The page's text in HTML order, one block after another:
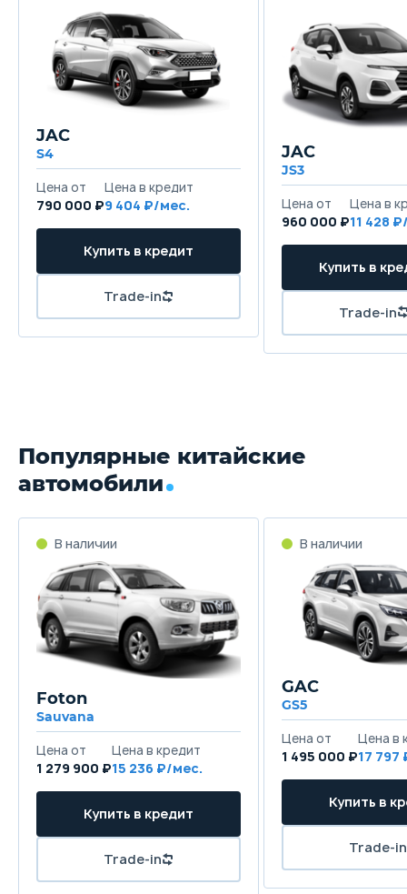
JAC
S4
790 000 ₽9 404
JAC
JS3
960 000 ₽11 428
Популярные китайские
автомобили
Foton
Sauvana
1 279 900 ₽15 236
GAC
GS5
1 495 000 ₽17 797